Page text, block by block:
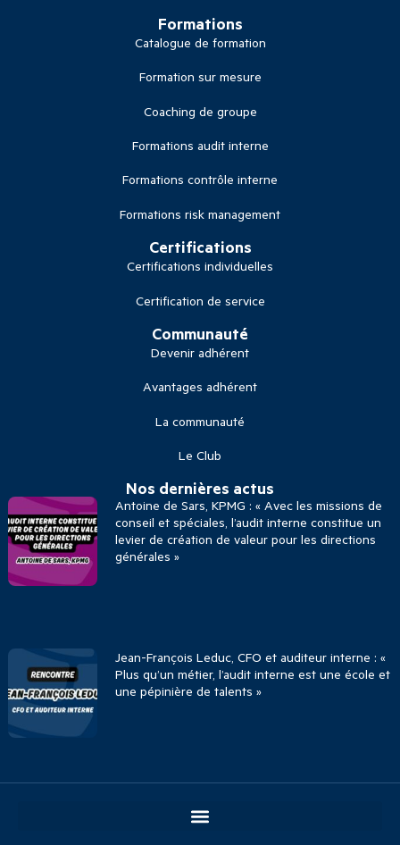
Formations
Catalogue de formation
Formation sur mesure
Coaching de groupe
Formations audit interne
Formations contrôle interne
Formations risk management
Certifications
Certifications individuelles
Certification de service
Communauté
Devenir adhérent
Avantages adhérent
La communauté
Le Club
Nos dernières actus
Antoine de Sars, KPMG : « Avec les missions de
conseil et spéciales, l’audit interne constitue un
levier de création de valeur pour les directions
générales »
Jean-François Leduc, CFO et auditeur interne : «
Plus qu’un métier, l’audit interne est une école et
une pépinière de talents »